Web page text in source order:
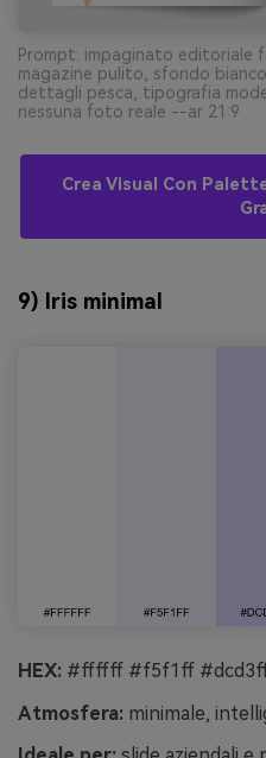
Prompt: impaginato editoriale
magazine pulito, sfondo
dettagli pesca, tipografia
nessuna foto reale --ar 21:9
Crea Visual Con
9) Iris minimal
HEX: #ffffff #f5f1ff #dcd3ff
Atmosfera: minimale,